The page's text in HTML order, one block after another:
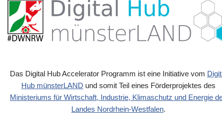
Das Digital Hub Accelerator Programm ist eine Initiative vom
Hub münsterLAND und somit Teil eines Förderprojektes des
Ministeriums für Wirtschaft, Industrie, Klimaschutz und Energie
Landes Nordrhein-Westfalen.